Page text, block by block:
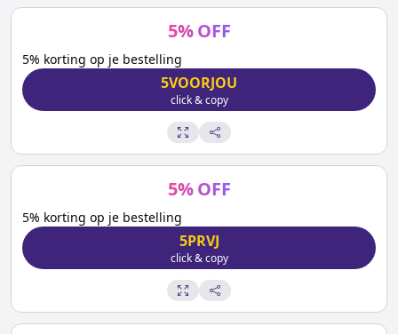
5% OFF
5% korting op je bestelling
5VOORJOU
click & copy
5% OFF
5% korting op je bestelling
5PRVJ
click & copy